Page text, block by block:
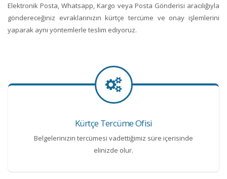
Elektronik Posta, Whatsapp, Kargo veya Posta Gönderisi aracılığıyla
göndereceğiniz evraklarınızın kürtçe tercüme ve onay işlemlerini
yaparak aynı yöntemlerle teslim ediyoruz.
Kürtçe Tercüme Ofisi
Belgelerinizin tercümesi vadettiğimiz süre içerisinde
elinizde olur.